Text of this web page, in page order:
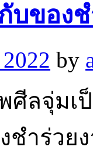
บของ
by
ศีลจุ่มเ
ชำร่วย